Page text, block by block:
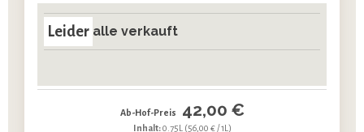
Leider alle verkauft
Ab-Hof-Preis 42,00 €
Inhalt:0.75L (56,00 € / 1L)